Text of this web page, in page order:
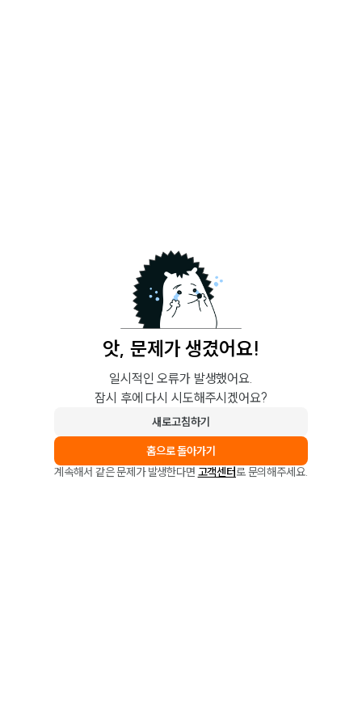
앗, 문제가 생겼어요!
일시적인 오류가 발생했어요.
잠시 후에 다시 시도해주시겠어요?
새로고침하기
홈으로 돌아가기
계속해서 같은 문제가 발생한다면 고객센터로 문의해주세요.